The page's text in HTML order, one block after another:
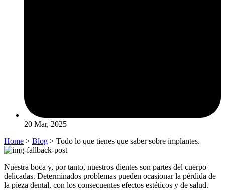
20 Mar, 2025
Home > Blog > Todo lo que tienes que saber sobre implantes.
Nuestra boca y, por tanto, nuestros dientes son partes del cuerpo
delicadas. Determinados problemas pueden ocasionar la pérdida de
la pieza dental, con los consecuentes efectos estéticos y de salud.